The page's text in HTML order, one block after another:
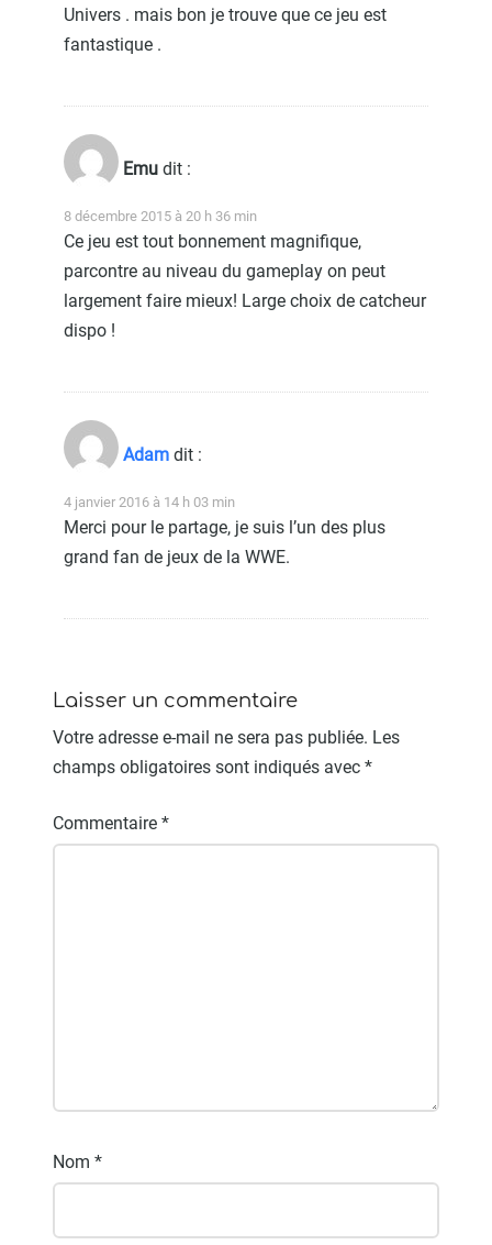
Univers . mais bon je trouve que ce jeu est
fantastique .
Emu dit :
8 décembre 2015 à 20 h 36 min
Ce jeu est tout bonnement magnifique,
parcontre au niveau du gameplay on peut
largement faire mieux! Large choix de catcheur
dispo !
Adam dit :
4 janvier 2016 à 14 h 03 min
Merci pour le partage, je suis l’un des plus
grand fan de jeux de la WWE.
Laisser un commentaire
Votre adresse e-mail ne sera pas publiée. Les
champs obligatoires sont indiqués avec *
Commentaire *
Nom *